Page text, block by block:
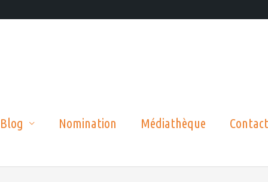
Blog Nomination Médiathèque